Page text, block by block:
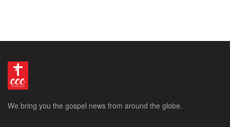
We bring you the gospel news from around the globe.